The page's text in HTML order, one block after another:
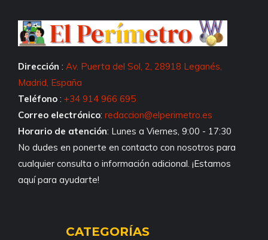
Dirección : Av. Puerta del Sol, 2, 28918 Leganés,
Madrid, España
Teléfono : +34 914 966 695
Correo electrónico: redaccion@elperimetro.es
Horario de atención: Lunes a Viernes, 9:00 - 17:30
No dudes en ponerte en contacto con nosotros para
cualquier consulta o información adicional. ¡Estamos
aquí para ayudarte!
CATEGORÍAS